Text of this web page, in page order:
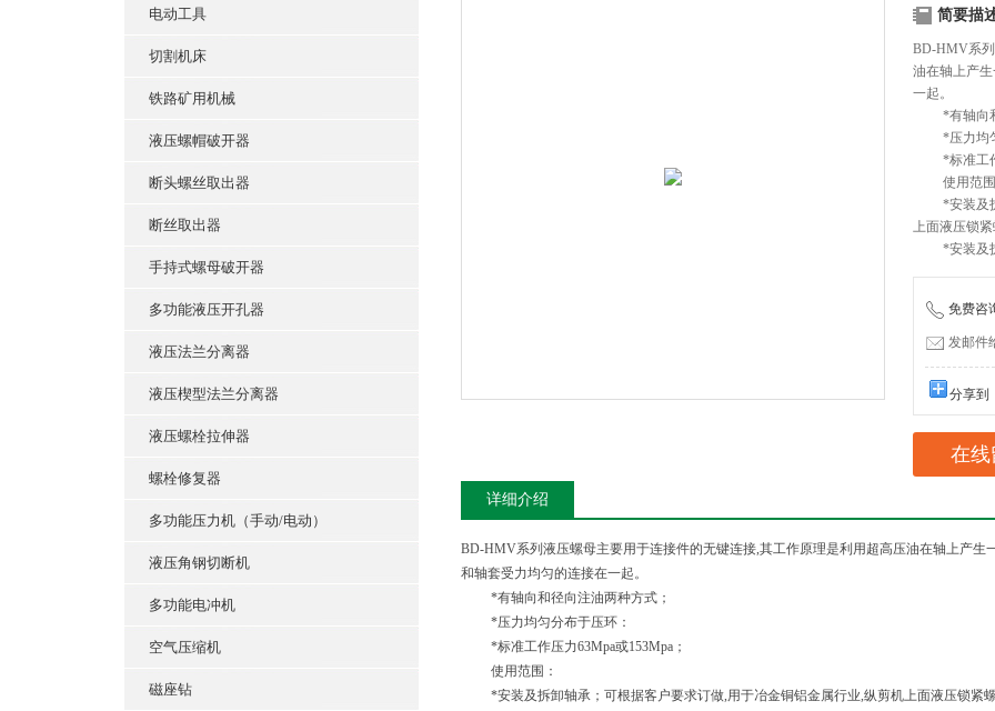
电动工具
切割机床
铁路矿用机械
液压螺帽破开器
断头螺丝取出器
断丝取出器
手持式螺母破开器
多功能液压开孔器
液压法兰分离器
液压楔型法兰分离器
液压螺栓拉伸器
螺栓修复器
多功能压力机（手动/电动）
液压角钢切断机
多功能电冲机
空气压缩机
磁座钻
简要描
BD-HMV系
油在轴上产
一起。
*有轴向和
*压力均匀
*标准工作
使用范围
*安装及拆
上面液压锁
*安装及拆
免费咨
发邮件
分享到
在线
详细介绍
BD-HMV系列液压螺母主要用于连接件的无键连接,其工作原理是利用超高压油在轴上产生
和轴套受力均匀的连接在一起。
*有轴向和径向注油两种方式；
*压力均匀分布于压环：
*标准工作压力63Mpa或153Mpa；
使用范围：
*安装及拆卸轴承；可根据客户要求订做,用于冶金铜铝金属行业,纵剪机上面液压锁紧